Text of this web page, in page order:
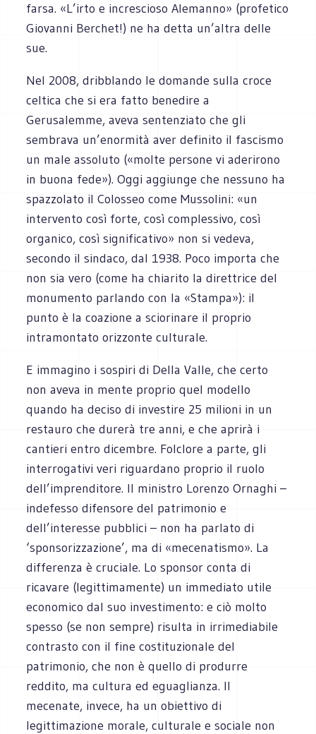
farsa. «L’irto e increscioso Alemanno» (profetico
Giovanni Berchet!) ne ha detta un’altra delle
sue.
Nel 2008, dribblando le domande sulla croce
celtica che si era fatto benedire a
Gerusalemme, aveva sentenziato che gli
sembrava un’enormità aver definito il fascismo
un male assoluto («molte persone vi aderirono
in buona fede»). Oggi aggiunge che nessuno ha
spazzolato il Colosseo come Mussolini: «un
intervento così forte, così complessivo, così
organico, così significativo» non si vedeva,
secondo il sindaco, dal 1938. Poco importa che
non sia vero (come ha chiarito la direttrice del
monumento parlando con la «Stampa»): il
punto è la coazione a sciorinare il proprio
intramontato orizzonte culturale.
E immagino i sospiri di Della Valle, che certo
non aveva in mente proprio quel modello
quando ha deciso di investire 25 milioni in un
restauro che durerà tre anni, e che aprirà i
cantieri entro dicembre. Folclore a parte, gli
interrogativi veri riguardano proprio il ruolo
dell’imprenditore. Il ministro Lorenzo Ornaghi –
indefesso difensore del patrimonio e
dell’interesse pubblici – non ha parlato di
‘sponsorizzazione’, ma di «mecenatismo». La
differenza è cruciale. Lo sponsor conta di
ricavare (legittimamente) un immediato utile
economico dal suo investimento: e ciò molto
spesso (se non sempre) risulta in irrimediabile
contrasto con il fine costituzionale del
patrimonio, che non è quello di produrre
reddito, ma cultura ed eguaglianza. Il
mecenate, invece, ha un obiettivo di
legittimazione morale, culturale e sociale non